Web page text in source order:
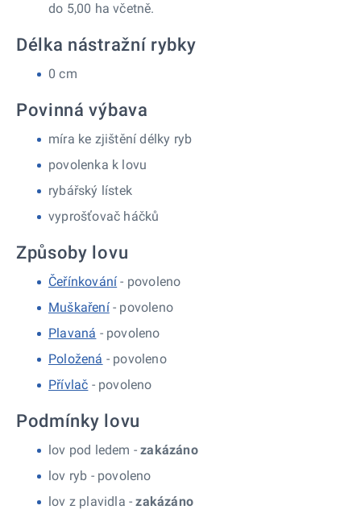
do 5,00 ha včetně.
Délka nástražní rybky
0 cm
Povinná výbava
míra ke zjištění délky ryb
povolenka k lovu
rybářský lístek
vyprošťovač háčků
Způsoby lovu
Čeřínkování - povoleno
Muškaření- povoleno
Plavaná - povoleno
Položená - povoleno
Přívlač - povoleno
Podmínky lovu
lov pod ledem -zakázáno
lov ryb - povoleno
lov z plavidla -zakázáno